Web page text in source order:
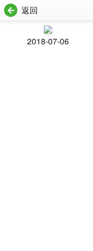
返回
2018-07-06